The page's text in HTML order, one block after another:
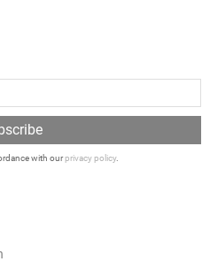
with ourprivacy policy.